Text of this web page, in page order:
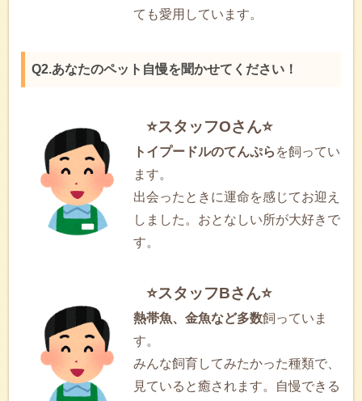
ても愛用しています。
Q2.あなたのペット自慢を聞かせてください！
⭐スタッフOさん⭐
トイプードルのてんぷら を飼ってい
ます。
出会ったときに運命を感じてお迎え
しました。おとなしい所が大好きで
す。
⭐スタッフBさん⭐
熱帯魚、金魚など多数飼っていま
す。
みんな飼育してみたかった種類で、
見ていると癒されます。自慢できる